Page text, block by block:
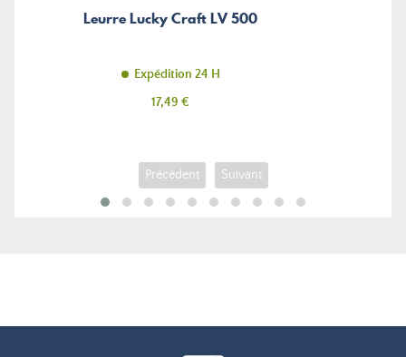
Leurre Lucky Craft LV 500
Expédition 24 H
Prix
17,49 €
Précédent Suivant